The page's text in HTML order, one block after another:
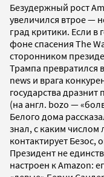
Безудержный рост
увеличился втрое —
град критики. Если
фоне спасения The
сторонником
Трампа превратился
news и врага
государства
(на англ. bozo —
Белого дома
знал, с каким
контактирует Безос,
Президент не
настроен к Amazon: